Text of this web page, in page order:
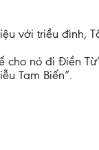
với triều đình,
cho nó đi Điền
Tam Biến”.